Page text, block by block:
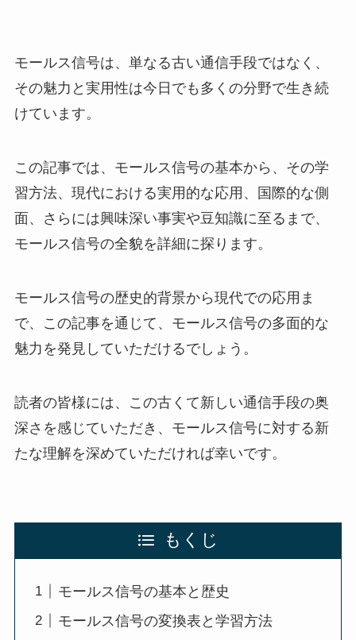
モールス信号は、単なる古い通信手段ではなく、
その魅力と実用性は今日でも多くの分野で生き続
けています。
この記事では、モールス信号の基本から、その学
習方法、現代における実用的な応用、国際的な側
面、さらには興味深い事実や豆知識に至るまで、
モールス信号の全貌を詳細に探ります。
モールス信号の歴史的背景から現代での応用ま
で、この記事を通じて、モールス信号の多面的な
魅力を発見していただけるでしょう。
読者の皆様には、この古くて新しい通信手段の奥
深さを感じていただき、モールス信号に対する新
たな理解を深めていただければ幸いです。
もくじ
モールス信号の基本と歴史
モールス信号の変換表と学習方法